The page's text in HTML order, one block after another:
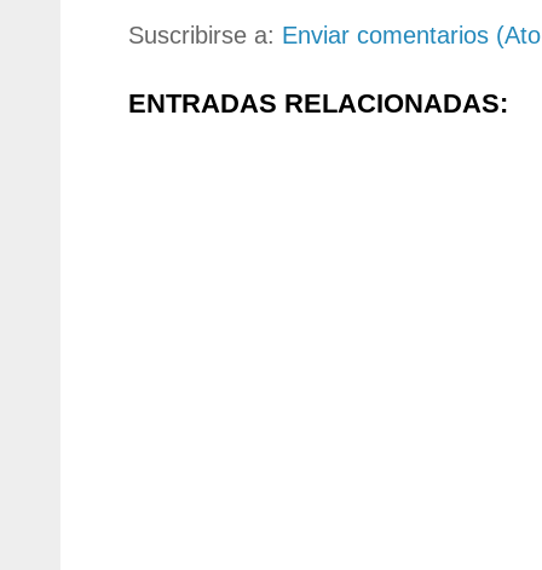
Suscribirse a: Enviar comentarios
ENTRADAS RELACIONADAS: